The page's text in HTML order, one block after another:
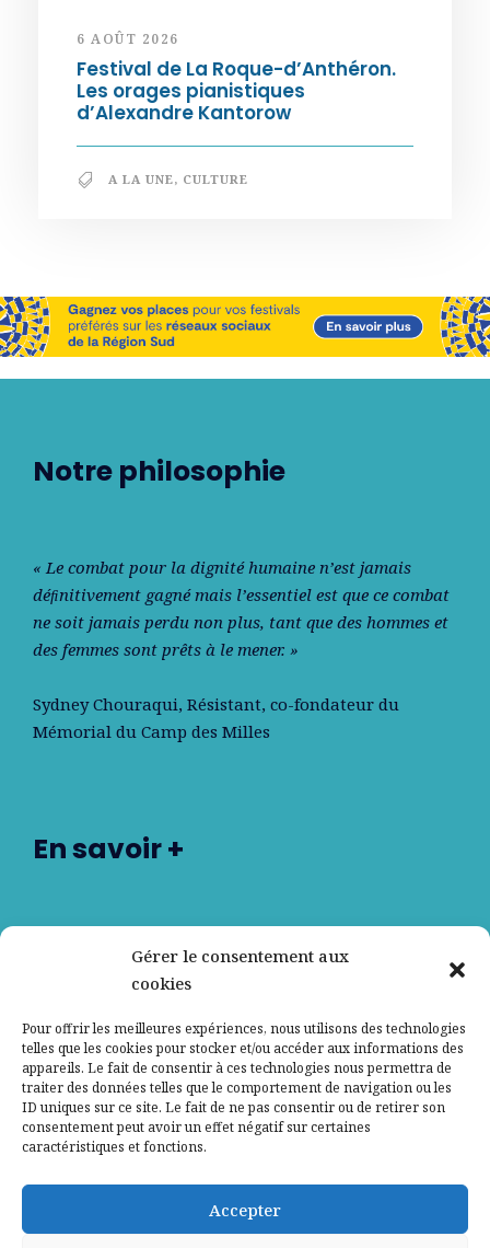
Gérer le consentement aux
cookies
Pour offrir les meilleures expériences, nous utilisons des technologies
telles que les cookies pour stocker et/ou accéder aux informations des
appareils. Le fait de consentir à ces technologies nous permettra de
traiter des données telles que le comportement de navigation ou les
ID uniques sur ce site. Le fait de ne pas consentir ou de retirer son
consentement peut avoir un effet négatif sur certaines
caractéristiques et fonctions.
Accepter
6 AOÛT 2026
Festival de La Roque-d’Anthéron.
Les orages pianistiques
d’Alexandre Kantorow
A LA UNE, CULTURE
Notre philosophie
« Le combat pour la dignité humaine n’est jamais
déﬁnitivement gagné mais l’essentiel est que ce combat
ne soit jamais perdu non plus, tant que des hommes et
des femmes sont prêts à le mener. »
Sydney Chouraqui, Résistant, co-fondateur du
Mémorial du Camp des Milles
En savoir +
Contactez-nous
Mentions légales